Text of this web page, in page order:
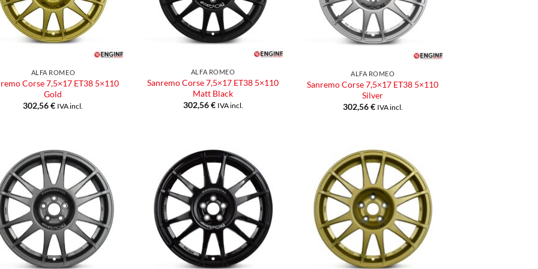
ALFA ROMEO
Corse 7,5×17 ET38 5×110
Gold
302,56€ IVA incl.
ALFA ROMEO
Sanremo Corse 7,5×17 ET38 5×110
Matt Black
302,56€ IVA incl.
ALFA ROMEO
Sanremo Corse 7,5×17 ET38 5×110
Silver
302,56€ IVA incl.
Aggiungi
alla lista
dei
desideri
Aggiungi
alla lista
dei
desideri
Aggiungi
alla lista
dei
desideri